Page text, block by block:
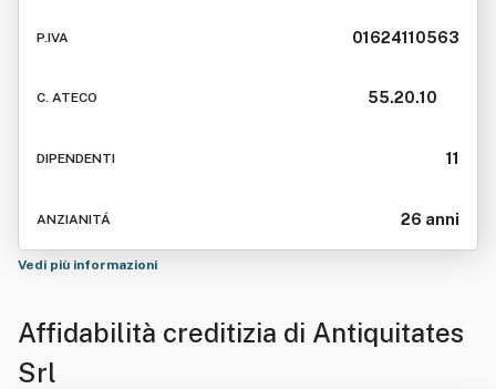
P.IVA 01624110563
C. ATECO 55.20.10
DIPENDENTI 11
ANZIANITÁ 26 anni
Vedi più informazioni
Affidabilità creditizia di Antiquitates
Srl